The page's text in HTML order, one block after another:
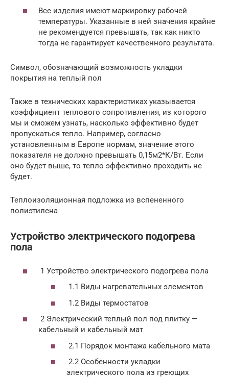
Все изделия имеют маркировку рабочей
температуры. Указанные в ней значения крайне
не рекомендуется превышать, так как никто
тогда не гарантирует качественного результата.
Символ, обозначающий возможность укладки
покрытия на теплый пол
Также в технических характеристиках указывается
коэффициент теплового сопротивления, из которого
мы и сможем узнать, насколько эффективно будет
пропускаться тепло. Например, согласно
установленным в Европе нормам, значение этого
показателя не должно превышать 0,15м2*К/Вт. Если
оно будет выше, то тепло эффективно проходить не
будет.
Теплоизоляционная подложка из вспененного
полиэтилена
Устройство электрического подогрева
пола
1 Устройство электрического подогрева пола
1.1 Виды нагревательных элементов
1.2 Виды термостатов
2 Электрический теплый пол под плитку —
кабельный и кабельный мат
2.1 Порядок монтажа кабельного мата
2.2 Особенности укладки
электрического пола из греющих